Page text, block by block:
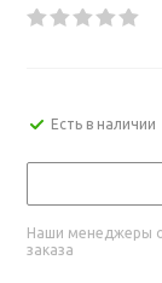
Есть в наличии
Наши менеджеры
заказа